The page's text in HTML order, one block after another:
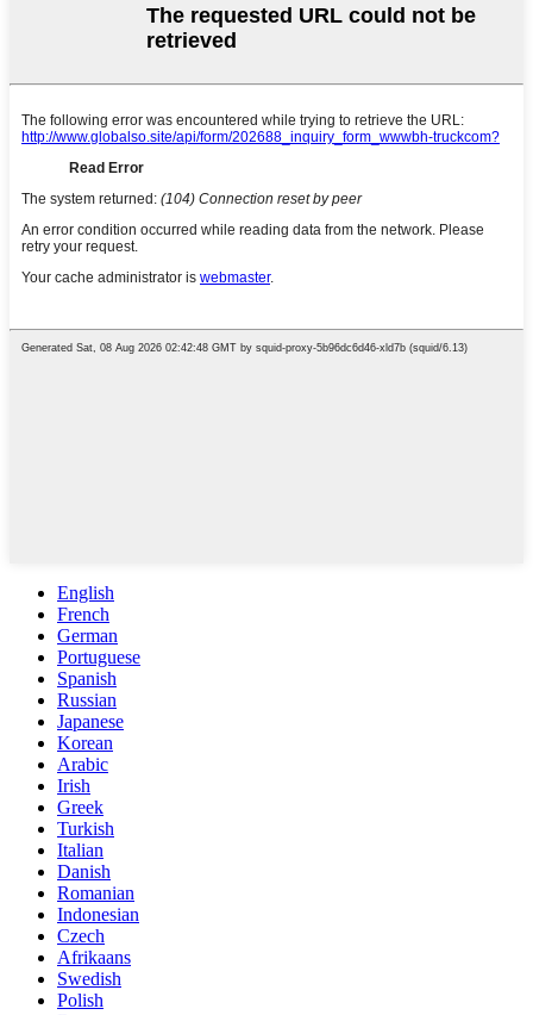
English
French
German
Portuguese
Spanish
Russian
Japanese
Korean
Arabic
Irish
Greek
Turkish
Italian
Danish
Romanian
Indonesian
Czech
Afrikaans
Swedish
Polish